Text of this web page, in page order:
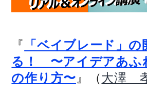
『
「ベイブレード」
る！ 〜アイデアあふ
の作り方〜 』（大澤